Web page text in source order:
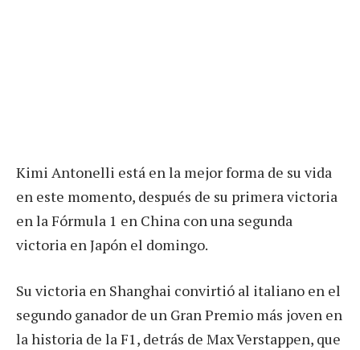
Kimi Antonelli está en la mejor forma de su vida
en este momento, después de su primera victoria
en la Fórmula 1 en China con una segunda
victoria en Japón el domingo.
Su victoria en Shanghai convirtió al italiano en el
segundo ganador de un Gran Premio más joven en
la historia de la F1, detrás de Max Verstappen, que